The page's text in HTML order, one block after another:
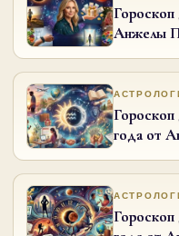
Гороскоп
Анжелы
Гороскоп
года от
Гороскоп